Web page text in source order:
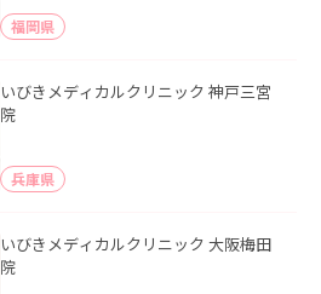
福岡県
いびきメディカルクリニック 神戸三宮
院
兵庫県
いびきメディカルクリニック 大阪梅田
院